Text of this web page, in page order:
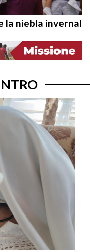
la niebla invernal